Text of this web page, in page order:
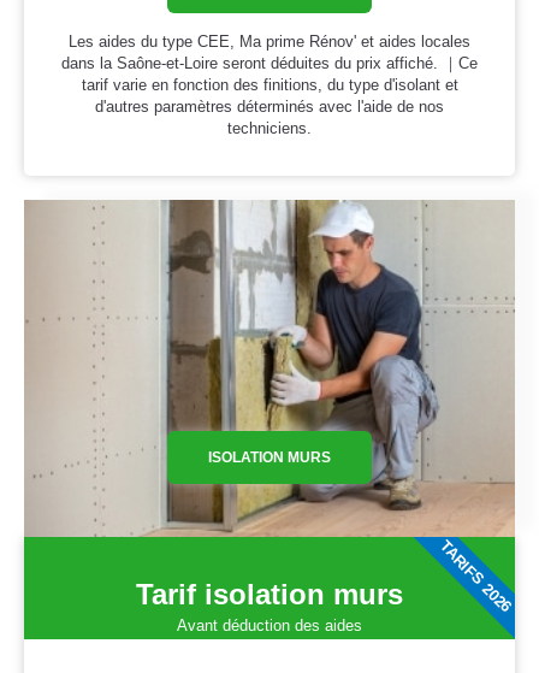
Les aides du type CEE, Ma prime Rénov' et aides locales
dans la Saône-et-Loire seront déduites du prix affiché. ｜Ce
tarif varie en fonction des finitions, du type d'isolant et
d'autres paramètres déterminés avec l'aide de nos
techniciens.
ISOLATION MURS
Tarif isolation murs
Avant déduction des aides
TARIFS 2026